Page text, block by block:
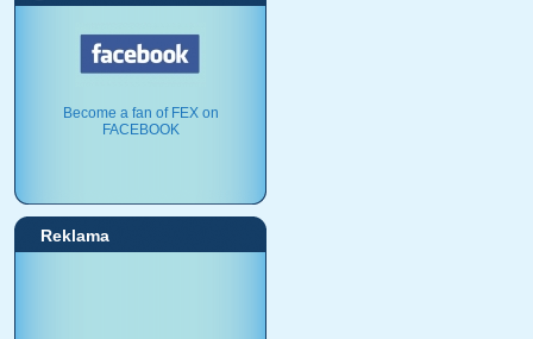
Become a fan of FEX on
FACEBOOK
Reklama